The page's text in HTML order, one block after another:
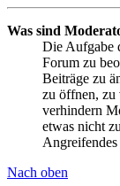
Was sind
Die Aufgabe
Forum zu
Beiträge zu
zu öffnen, zu
verhindern
etwas nicht
Angreifendes
Nach oben